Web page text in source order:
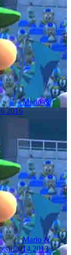
Mario &
2016
Mario &
20142013